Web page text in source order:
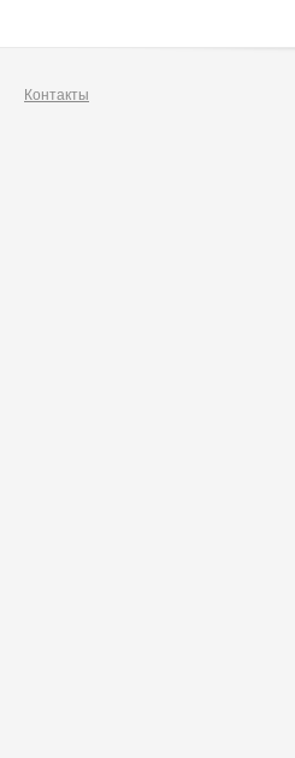
Контакты